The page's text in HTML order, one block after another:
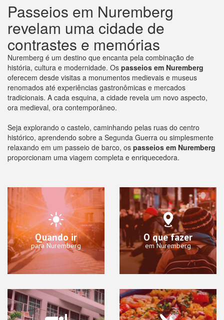
Passeios em Nuremberg
revelam uma cidade de
contrastes e memórias
Nuremberg é um destino que encanta pela combinação de
história, cultura e modernidade. Os passeios em Nuremberg
oferecem desde visitas a monumentos medievais e museus
renomados até experiências gastronômicas e mercados
tradicionais. A cada esquina, a cidade revela um novo aspecto,
ora medieval, ora contemporâneo.
Seja explorando o castelo, caminhando pelas ruas do centro
histórico, aprendendo sobre a Segunda Guerra ou simplesmente
relaxando em um passeio de barco, os passeios em Nuremberg
proporcionam uma viagem completa e enriquecedora.
Quando ir
para Nuremberg
O que fazer
em Nuremberg